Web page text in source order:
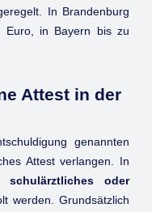
In Brandenburg
Euro, in Bayern bis zu
Attest in der
genannten
Attest verlangen. In
schulärztliches oder
werden. Grundsätzlich